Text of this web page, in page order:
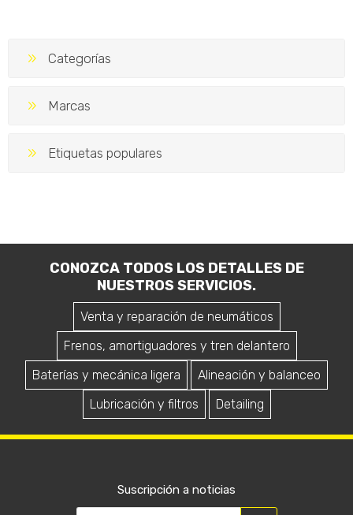
Categorías
Marcas
Etiquetas populares
CONOZCA TODOS LOS DETALLES DE
NUESTROS SERVICIOS.
Venta y reparación de neumáticos
Frenos, amortiguadores y tren delantero
Baterías y mecánica ligera
Alineación y balanceo
Lubricación y filtros
Detailing
Suscripción a noticias